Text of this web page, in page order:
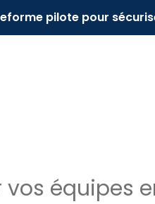
pilote pour
équipes